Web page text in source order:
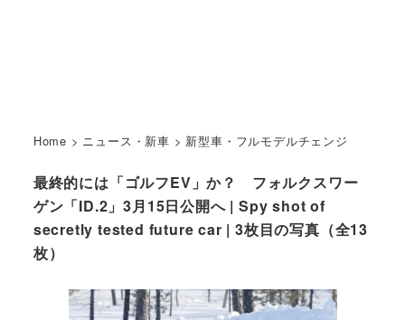
Home > ニュース・新車 > 新型車・フルモデルチェンジ
最終的には「ゴルフEV」か？ フォルクスワー
ゲン「ID.2」3月15日公開へ | Spy shot of
secretly tested future car | 3枚目の写真（全13
枚）